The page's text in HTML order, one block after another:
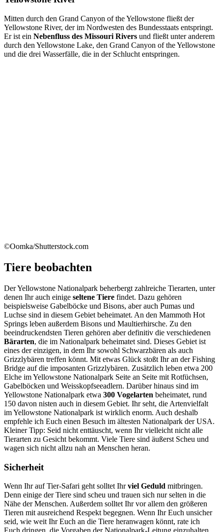
Mitten durch den Grand Canyon of the Yellowstone fließt der
Yellowstone River, der im Nordwesten des Bundesstaats entspringt.
Er ist ein Nebenfluss des Missouri Rivers und fließt unter anderem
durch den Yellowstone Lake, den Grand Canyon of the Yellowstone
und die drei Wasserfälle, die in der Schlucht entspringen.
©Oomka/Shutterstock.com
Tiere beobachten
Der Yellowstone Nationalpark beherbergt zahlreiche Tierarten, unter
denen Ihr auch einige seltene Tiere findet. Dazu gehören
beispielsweise Gabelböcke und Bisons, aber auch Pumas und
Luchse sind in diesem Gebiet beheimatet. An den Mammoth Hot
Springs leben außerdem Bisons und Maultierhirsche. Zu den
beeindruckendsten Tieren gehören aber definitiv die verschiedenen
Bärarten, die im Nationalpark beheimatet sind. Dieses Gebiet ist
eines der einzigen, in dem Ihr sowohl Schwarzbären als auch
Grizzlybären treffen könnt. Mit etwas Glück stoßt Ihr an der Fishing
Bridge auf die imposanten Grizzlybären. Zusätzlich leben etwa 200
Elche im Yellowstone Nationalpark Seite an Seite mit Rotfüchsen,
Gabelböcken und Weisskopfseeadlern. Darüber hinaus sind im
Yellowstone Nationalpark etwa 300 Vogelarten beheimatet, rund
150 davon nisten auch in diesem Gebiet. Ihr seht, die Artenvielfalt
im Yellowstone Nationalpark ist wirklich enorm. Auch deshalb
empfehle ich Euch einen Besuch im ältesten Nationalpark der USA.
Kleiner Tipp: Seid nicht enttäuscht, wenn Ihr vielleicht nicht alle
Tierarten zu Gesicht bekommt. Viele Tiere sind äußerst Scheu und
wagen sich nicht allzu nah an Menschen heran.
Sicherheit
Wenn Ihr auf Tier-Safari geht solltet Ihrviel Geduld mitbringen.
Denn einige der Tiere sind scheu und trauen sich nur selten in die
Nähe der Menschen. Außerdem solltet Ihr vor allem den größeren
Tieren mit ausreichend Respekt begegnen. Wenn Ihr Euch unsicher
seid, wie weit Ihr Euch an die Tiere heranwagen könnt, rate ich